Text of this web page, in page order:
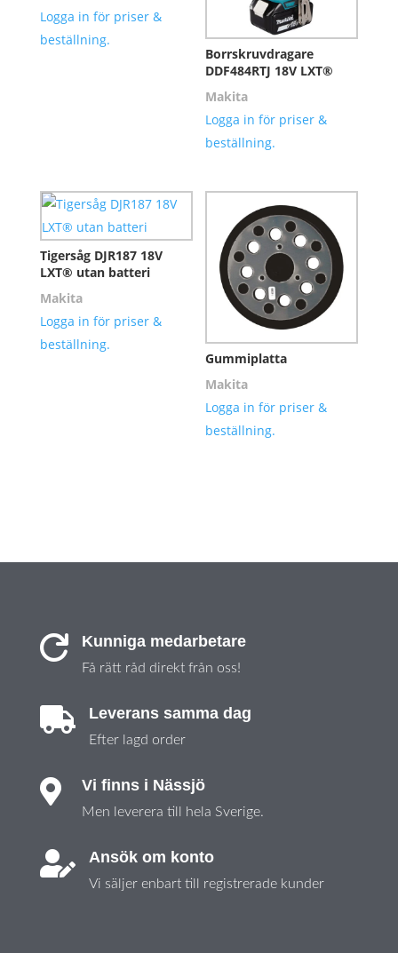
Logga in för priser &
beställning.
Borrskruvdragare
DDF484RTJ 18V LXT®
Makita
Logga in för priser &
beställning.
Tigersåg DJR187 18V
LXT® utan batteri
Makita
Logga in för priser &
beställning.
Gummiplatta
Makita
Logga in för priser &
beställning.
 Kunniga medarbetare
Få rätt råd direkt från oss!
 Leverans samma dag
Efter lagd order
 Vi finns i Nässjö
Men leverera till hela Sverige.
 Ansök om konto
Vi säljer enbart till registrerade kunder